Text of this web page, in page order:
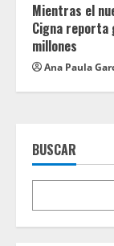
Mientras el
Cigna reporta
millones
Ana Paula
BUSCAR